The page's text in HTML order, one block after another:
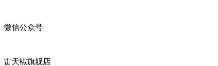
微信公众号
雷天椒旗舰店